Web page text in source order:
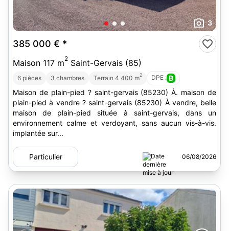
3
385 000 € *
Maison 117 m2 Saint-Gervais (85)
6 pièces 3 chambres Terrain 4 400 m2 DPE : B
Maison de plain-pied ? saint-gervais (85230) À. maison de
plain-pied à vendre ? saint-gervais (85230) À vendre, belle
maison de plain-pied située à saint-gervais, dans un
environnement calme et verdoyant, sans aucun vis-à-vis.
implantée sur...
Particulier 06/08/2026